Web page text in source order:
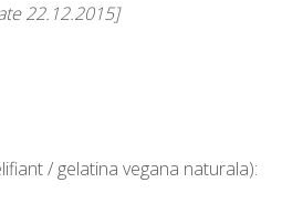
22.12.2015]
/ gelatina vegana naturala):